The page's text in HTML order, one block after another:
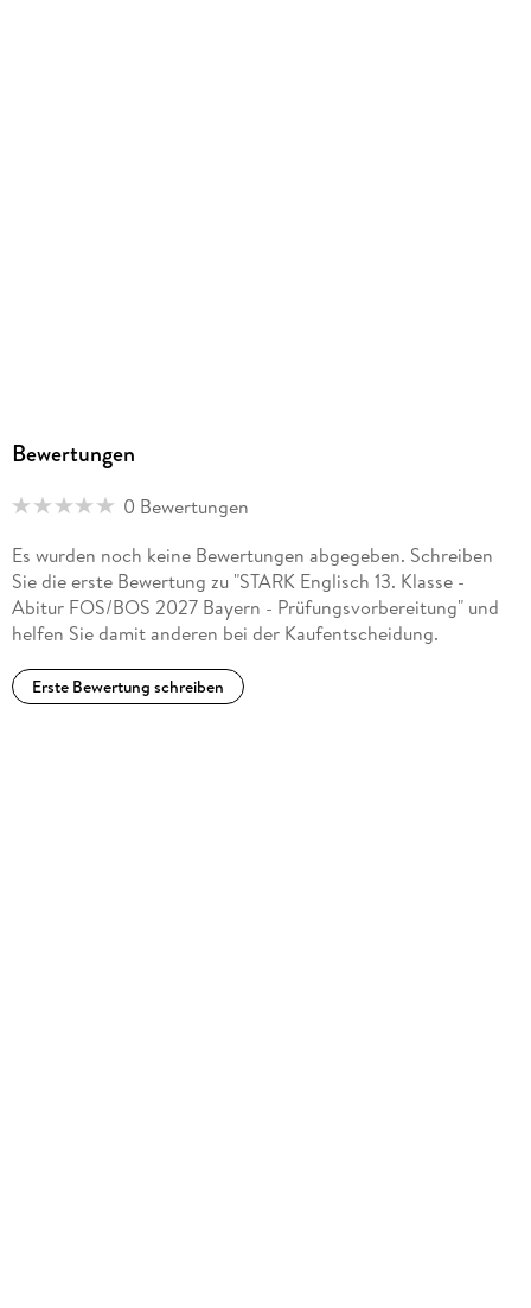
Bewertungen
0 Bewertungen
Es wurden noch keine Bewertungen abgegeben. Schreiben
Sie die erste Bewertung zu "STARK Englisch 13. Klasse -
Abitur FOS/BOS 2027 Bayern - Prüfungsvorbereitung" und
helfen Sie damit anderen bei der Kaufentscheidung.
Erste Bewertung schreiben